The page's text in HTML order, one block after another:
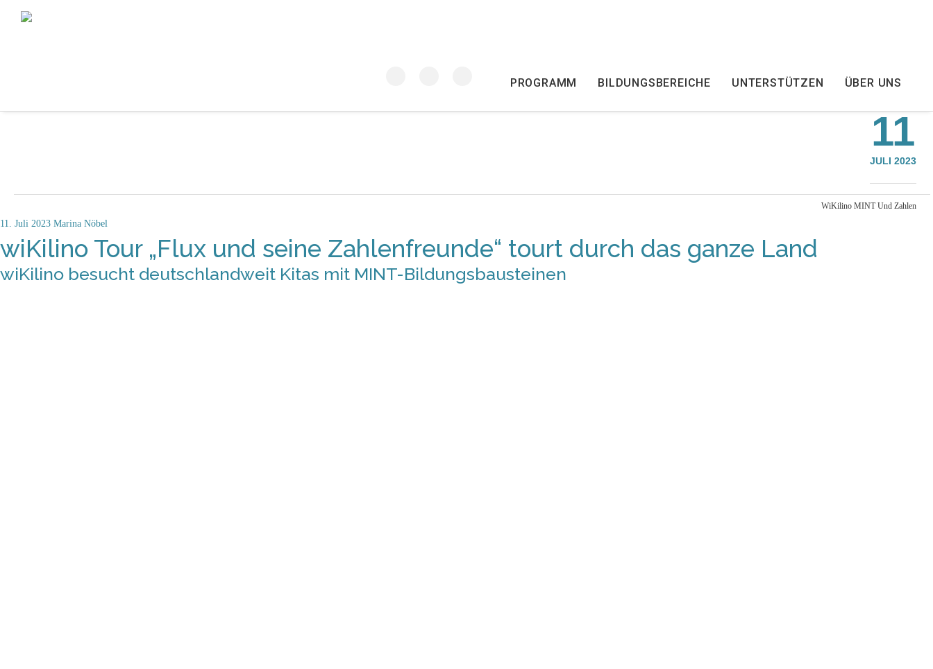
PROGRAMM BILDUNGSBEREICHE UNTERSTÜTZEN ÜBER UNS
11
JULI 2023
WiKilino MINT Und Zahlen
11. Juli 2023 Marina Nöbel
wiKilino Tour „Flux und seine Zahlenfreunde“ tourt durch das ganze Land
wiKilino besucht deutschlandweit Kitas mit MINT-Bildungsbausteinen